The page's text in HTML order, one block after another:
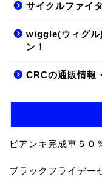
サイクルファイ
wiggle(ウィグル
ン！
CRCの通販情報
ビアンキ完成車５０
ブラックフライデー